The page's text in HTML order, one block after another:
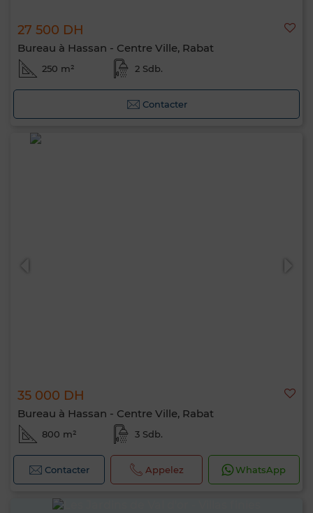
27 500 DH
Bureau à Hassan - Centre Ville, Rabat
250 m² 2 Sdb.
Contacter
35 000 DH
Bureau à Hassan - Centre Ville, Rabat
800 m² 3 Sdb.
Contacter Appelez WhatsApp